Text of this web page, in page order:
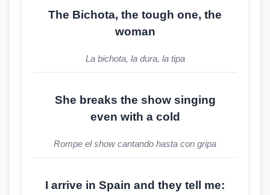
The Bichota, the tough one, the
woman
La bichota, la dura, la tipa
She breaks the show singing
even with a cold
Rompe el show cantando hasta con gripa
I arrive in Spain and they tell me: